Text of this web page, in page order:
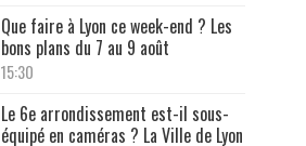
Que faire à Lyon ce week-end ? Les
bons plans du 7 au 9 août
15:30
Le 6e arrondissement est-il sous-
équipé en caméras ? La Ville de Lyon